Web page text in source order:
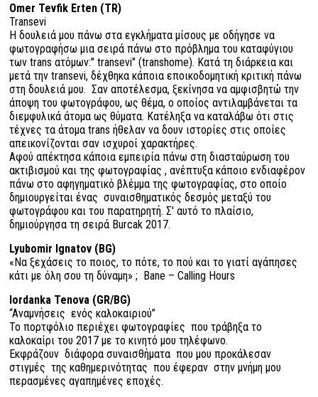
Omer Tevfik Erten (TR)
Transevi
Η δουλειά μου πάνω στα εγκλήματα μίσους με οδήγησε να
φωτογραφήσω μια σειρά πάνω στο πρόβλημα του καταφύγιου
των trans ατόμων:" transevi" (transhome). Κατά τη διάρκεια και
μετά την transevi, δέχθηκα κάποια εποικοδομητική κριτική πάνω
στη δουλειά μου. Σαν αποτέλεσμα, ξεκίνησα να αμφισβητώ την
άποψη του φωτογράφου, ως θέμα, ο οποίος αντιλαμβάνεται τα
διεμφυλικά άτομα ως θύματα. Κατέληξα να καταλάβω ότι στις
τέχνες τα άτομα trans ήθελαν να δουν ιστορίες στις οποίες
απεικονίζονται σαν ισχυροί χαρακτήρες.
Αφού απέκτησα κάποια εμπειρία πάνω στη διασταύρωση του
ακτιβισμού και της φωτογραφίας , ανέπτυξα κάποιο ενδιαφέρον
πάνω στο αφηγηματικό βλέμμα της φωτογραφίας, στο οποίο
δημιουργείται ένας συναισθηματικός δεσμός μεταξύ του
φωτογράφου και του παρατηρητή. Σ' αυτό το πλαίσιο,
δημιούργησα τη σειρά Burcak 2017.
Lyubomir Ignatov (BG)
«Να ξεχάσεις το ποιος, το πότε, το πού και το γιατί αγάπησες
κάτι με όλη σου τη δύναμη» ; Bane – Calling Hours
Iordanka Tenova (GR/BG)
“Aναμνήσεις ενός καλοκαιριού”
Το πορτφόλιο περιέχει φωτογραφίες που τράβηξα το
καλοκαίρι του 2017 με το κινητό μου τηλέφωνο.
Εκφράζουν διάφορα συναισθήματα που μου προκάλεσαν
στιγμές της καθημερινότητας που έφεραν στην μνήμη μου
περασμένες αγαπημένες εποχές.